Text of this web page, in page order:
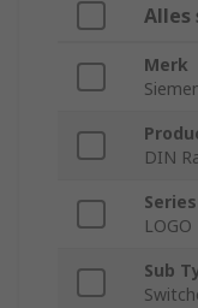
Alles
Merk
DIN
Series
LOGO
Sub